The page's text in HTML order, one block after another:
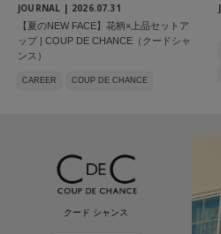
JOURNAL | 2026.07.31
【夏のNEW FACE】花柄×上品セットア
ップ | COUP DE CHANCE（クードシャ
ンス）
CAREER COUP DE CHANCE
クード シャンス